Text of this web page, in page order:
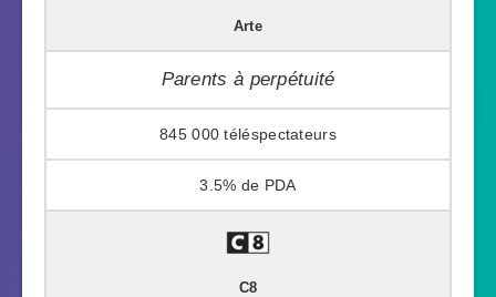
Arte
Parents à perpétuité
845 000
3.5%
C8